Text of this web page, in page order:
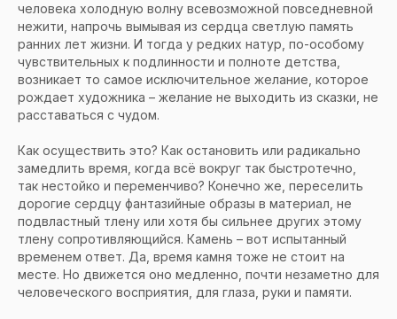
человека холодную волну всевозможной повседневной
нежити, напрочь вымывая из сердца светлую память
ранних лет жизни. И тогда у редких натур, по-особому
чувствительных к подлинности и полноте детства,
возникает то самое исключительное желание, которое
рождает художника – желание не выходить из сказки, не
расставаться с чудом.
Как осуществить это? Как остановить или радикально
замедлить время, когда всё вокруг так быстротечно,
так нестойко и переменчиво? Конечно же, переселить
дорогие сердцу фантазийные образы в материал, не
подвластный тлену или хотя бы сильнее других этому
тлену сопротивляющийся. Камень – вот испытанный
временем ответ. Да, время камня тоже не стоит на
месте. Но движется оно медленно, почти незаметно для
человеческого восприятия, для глаза, руки и памяти.